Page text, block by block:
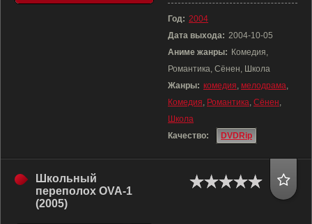
Год: 2004
Дата выхода: 2004-10-05
Аниме жанры: Комедия,
Романтика, Сёнен, Школа
Жанры: комедия, мелодрама,
Комедия, Романтика, Сёнен,
Школа
Качество:
DVDRip
Школьный
переполох OVA-1
(2005)